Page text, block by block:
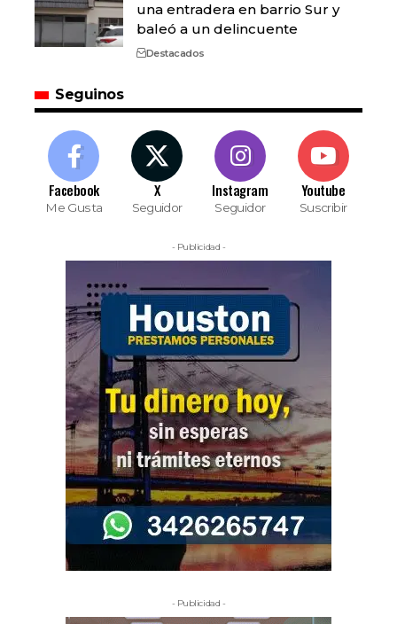
una entradera en barrio Sur y
baleó a un delincuente
Destacados
Seguinos
Facebook
Me Gusta
X
Seguidor
Instagram
Seguidor
Youtube
Suscribir
- Publicidad -
- Publicidad -